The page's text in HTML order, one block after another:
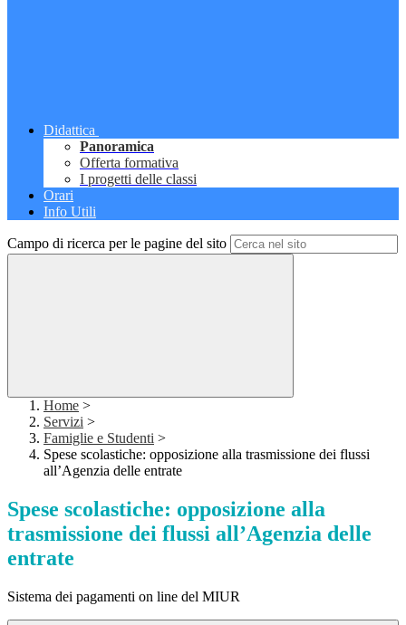
Didattica
Panoramica
Offerta formativa
I progetti delle classi
Orari
Info Utili
Campo di ricerca per le pagine del sito
Home >
Servizi >
Famiglie e Studenti >
Spese scolastiche: opposizione alla trasmissione dei flussi
all’Agenzia delle entrate
Spese scolastiche: opposizione alla
trasmissione dei flussi all’Agenzia delle
entrate
Sistema dei pagamenti on line del MIUR